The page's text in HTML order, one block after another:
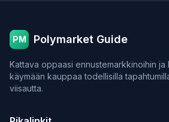
PM Polymarket Guide
Kattava oppaasi ennustemarkkinoihin ja
käymään kauppaa todellisilla
viisautta.